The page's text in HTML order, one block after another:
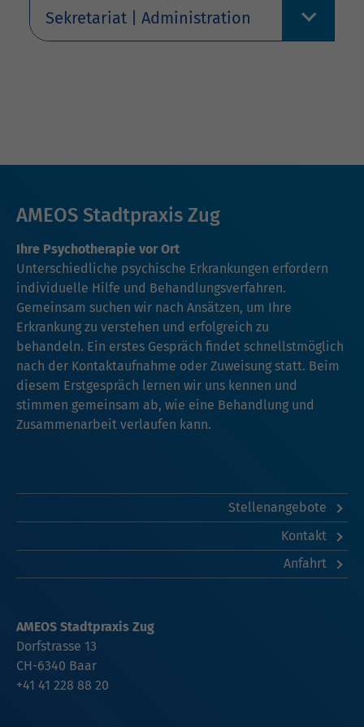
Sekretariat | Administration
AMEOS Stadtpraxis Zug
Ihre Psychotherapie vor Ort
Unterschiedliche psychische Erkrankungen erfordern
individuelle Hilfe und Behandlungsverfahren.
Gemeinsam suchen wir nach Ansätzen, um Ihre
Erkrankung zu verstehen und erfolgreich zu
behandeln. Ein erstes Gespräch findet schnellstmöglich
nach der Kontaktaufnahme oder Zuweisung statt. Beim
diesem Erstgespräch lernen wir uns kennen und
stimmen gemeinsam ab, wie eine Behandlung und
Zusammenarbeit verlaufen kann.
Stellenangebote
Kontakt
Anfahrt
AMEOS Stadtpraxis Zug
Dorfstrasse 13
CH-6340 Baar
+41 41 228 88 20